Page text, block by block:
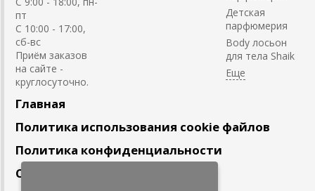
пт
С 10:00 - 17:00,
сб-вс
Приём заказов
на сайте -
круглосуточно.
Детская
парфюмерия
Body лосьон
для тела Shaik
Главная
Политика использования cookie файлов
Политика конфиденциальности
Сотрудничество